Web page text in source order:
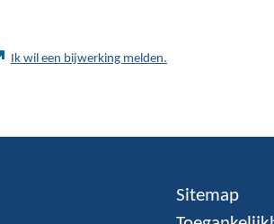
Ik wil een bijwerking melden.
Sitemap